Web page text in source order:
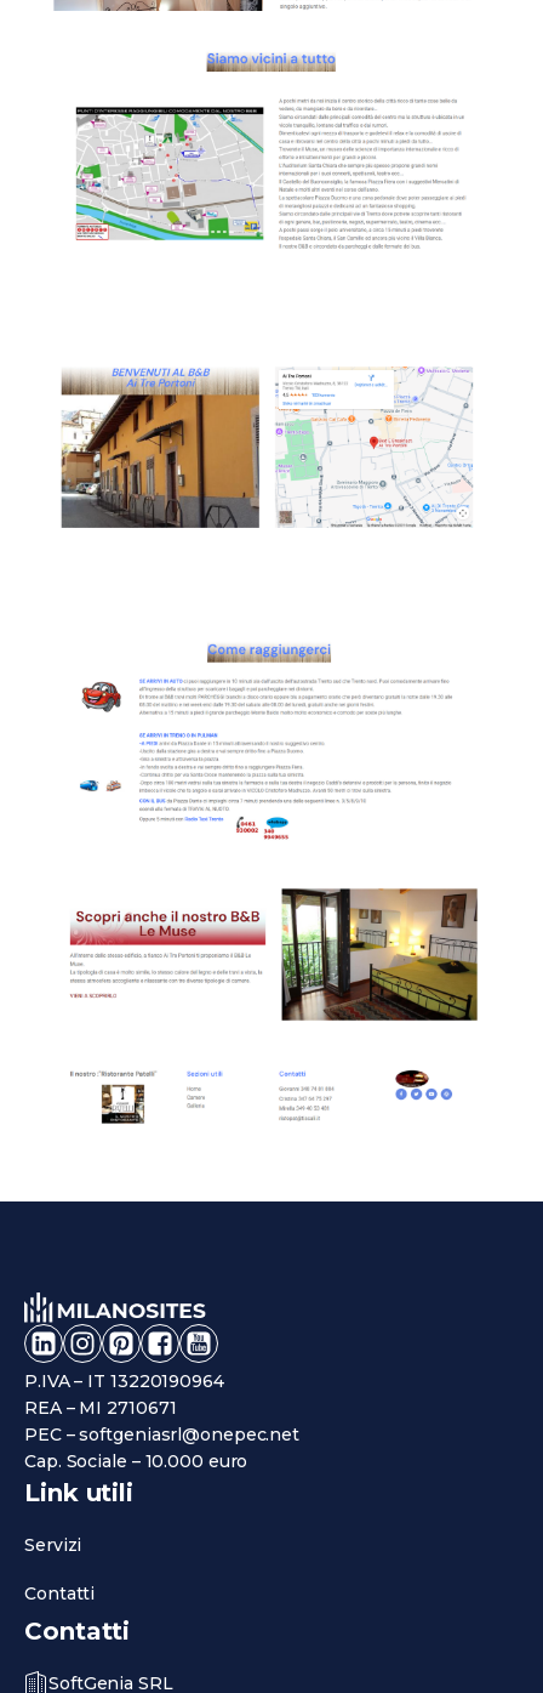
P.IVA – IT 13220190964
REA – MI 2710671
PEC – softgeniasrl@onepec.net
Cap. Sociale – 10.000 euro
Link utili
Servizi
Contatti
Contatti
SoftGenia SRL